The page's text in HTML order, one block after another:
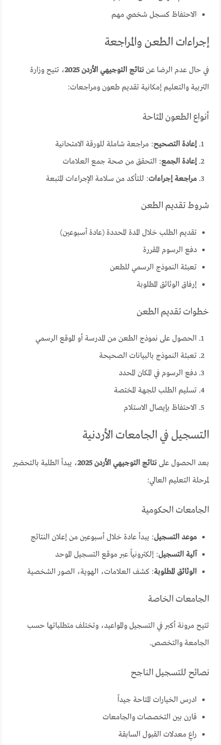
الاحتفاظ كسجل شخصي مهم
إجراءات الطعن والمراجعة
في حال عدم الرضا عننتائج التوجيهي الأردن 2025
، تتيح وزارة
التربية والتعليم إمكانية تقديم طعون ومراجعات:
أنواع الطعون المتاحة
إعادة التصحيح: مراجعة شاملة للورقة الامتحانية
إعادة الجمع: التحقق من صحة جمع العلامات
مراجعة إجراءات: للتأكد من سلامة الإجراءات المتبعة
شروط تقديم الطعن
تقديم الطلب خلال المدة المحددة (عادة أسبوعين)
دفع الرسوم المقررة
تعبئة النموذج الرسمي للطعن
إرفاق الوثائق المطلوبة
خطوات تقديم الطعن
الحصول على نموذج الطعن من المدرسة أو الموقع الرسمي
تعبئة النموذج بالبيانات الصحيحة
دفع الرسوم في المكان المحدد
تسليم الطلب للجهة المختصة
الاحتفاظ بإيصال الاستلام
التسجيل في الجامعات الأردنية
بعد الحصول علىنتائج التوجيهي الأردن 2025
، يبدأ الطلبة بالتحضير
لمرحلة التعليم العالي:
الجامعات الحكومية
موعد التسجيل: يبدأ عادة خلال أسبوعين من إعلان النتائج
آلية التسجيل: إلكترونياً عبر موقع التسجيل الموحد
الوثائق المطلوبة: كشف العلامات، الهوية، الصور الشخصية
الجامعات الخاصة
تتيح مرونة أكبر في التسجيل والمواعيد، وتختلف متطلباتها حسب
الجامعة والتخصص.
نصائح للتسجيل الناجح
ادرس الخيارات المتاحة جيداً
قارن بين التخصصات والجامعات
راعِ معدلات القبول السابقة